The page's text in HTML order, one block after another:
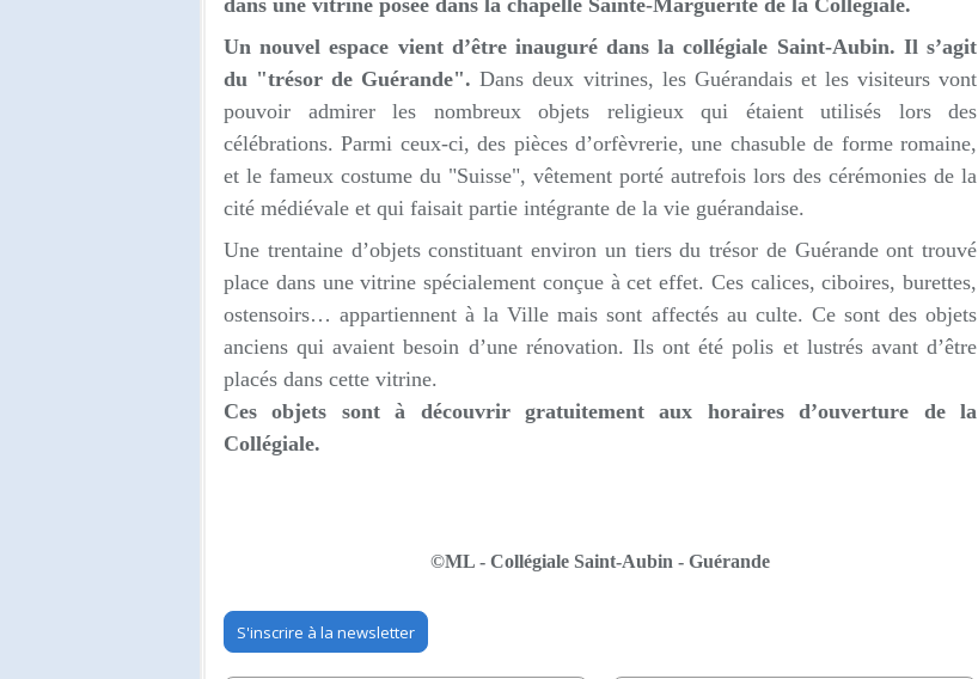
dans une vitrine posée dans la chapelle Sainte-Marguerite de la Collégiale.
Un nouvel espace vient d’être inauguré dans la collégiale Saint-Aubin. Il s’agit
du "trésor de Guérande".Dans deux vitrines, les Guérandais et les visiteurs vont
pouvoir admirer les nombreux objets religieux qui étaient utilisés lors des
célébrations. Parmi ceux-ci, des pièces d’orfèvrerie, une chasuble de forme romaine,
et le fameux costume du "Suisse", vêtement porté autrefois lors des cérémonies de la
cité médiévale et qui faisait partie intégrante de la vie guérandaise.
Une trentaine d’objets constituant environ un tiers du trésor de Guérande ont trouvé
place dans une vitrine spécialement conçue à cet effet. Ces calices, ciboires, burettes,
ostensoirs… appartiennent à la Ville mais sont affectés au culte. Ce sont des objets
anciens qui avaient besoin d’une rénovation. Ils ont été polis et lustrés avant d’être
placés dans cette vitrine.
Ces objets sont à découvrir gratuitement aux horaires d’ouverture de la
Collégiale.
©ML - Collégiale Saint-Aubin - Guérande
S'inscrire à la newsletter